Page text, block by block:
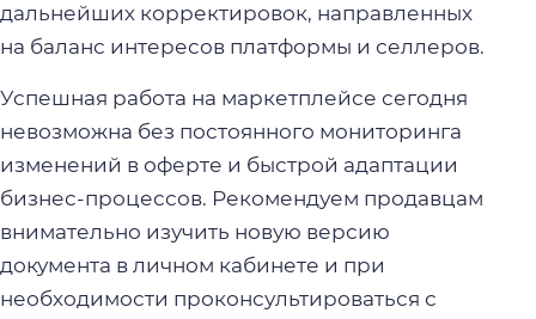
дальнейших корректировок, направленных
на баланс интересов платформы и селлеров.
Успешная работа на маркетплейсе сегодня
невозможна без постоянного мониторинга
изменений в оферте и быстрой адаптации
бизнес-процессов. Рекомендуем продавцам
внимательно изучить новую версию
документа в личном кабинете и при
необходимости проконсультироваться с